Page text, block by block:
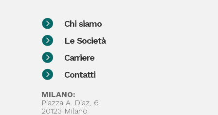
 Chi siamo
 Le Società
 Carriere
 Contatti
MILANO:
Piazza A. Diaz, 6
20123 Milano